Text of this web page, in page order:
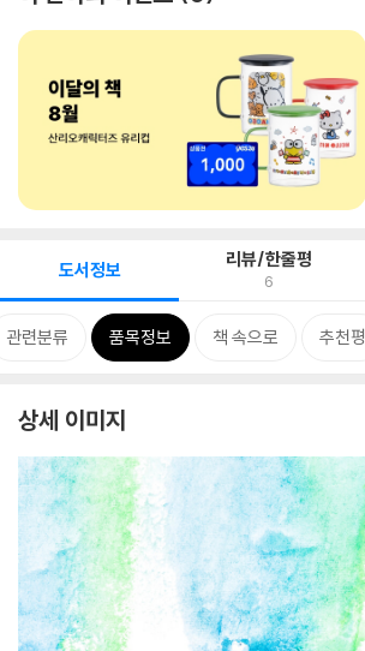
도서정보 리뷰/한줄평
6
관련분류 품목정보 책 속으로 추천평
상세 이미지